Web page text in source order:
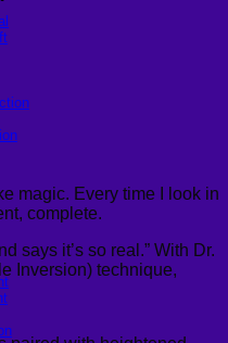
magic. Every time I look in
complete.
says it’s so real.” With Dr.
Inversion) technique,